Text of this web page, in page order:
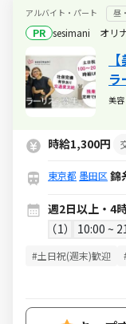
アルバイト・パート 昼
PR sesimani オリ
ン
美容
時給1,300円
東京都 墨田区 錦
週2日以上・4
1
10:00 ~
#土日祝(週末)歓迎